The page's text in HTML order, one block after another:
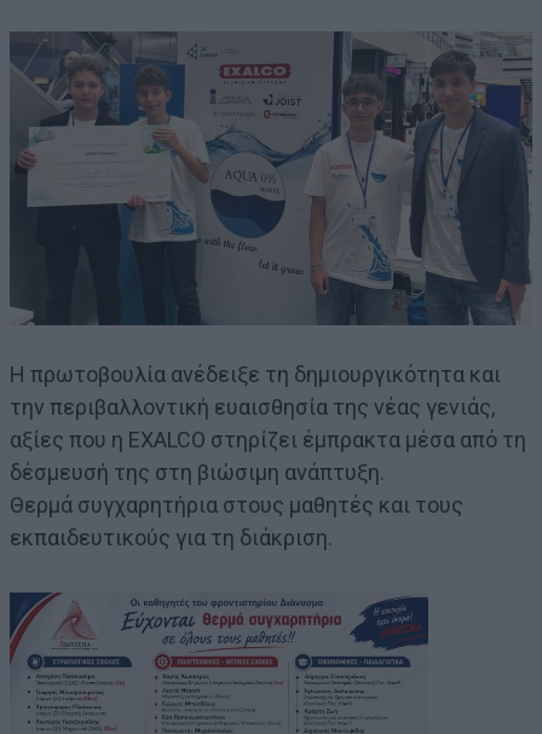
Η πρωτοβουλία ανέδειξε τη δημιουργικότητα και
την περιβαλλοντική ευαισθησία της νέας γενιάς,
αξίες που η EXALCO στηρίζει έμπρακτα μέσα από τη
δέσμευσή της στη βιώσιμη ανάπτυξη.
Θερμά συγχαρητήρια στους μαθητές και τους
εκπαιδευτικούς για τη διάκριση.